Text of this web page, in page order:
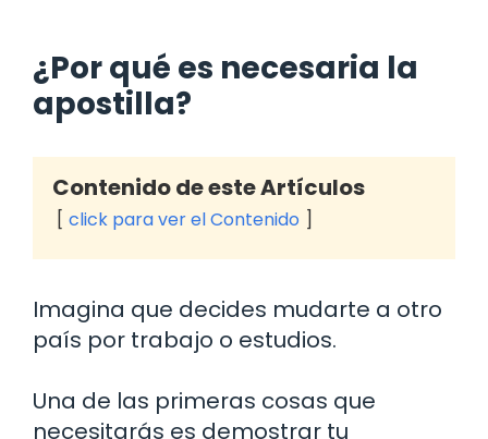
¿Por qué es necesaria la
apostilla?
Contenido de este Artículos
click para ver el Contenido
Imagina que decides mudarte a otro
país por trabajo o estudios.
Una de las primeras cosas que
necesitarás es demostrar tu